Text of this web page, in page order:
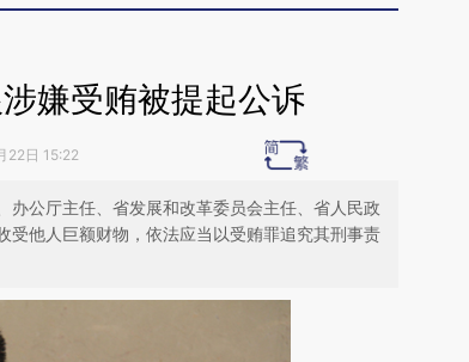
嫌受贿被提起公诉
22日 15:22
公厅主任、省发展和改革委员会主任、省人民政
受他人巨额财物，依法应当以受贿罪追究其刑事责